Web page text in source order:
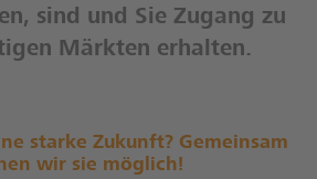
sind und Sie Zugang zu
Märkten erhalten.
starke Zukunft? Gemeinsam
wir sie möglich!